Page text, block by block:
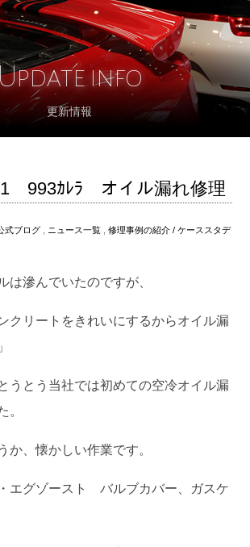
れ info
更新情報
993ｶﾚﾗ オイル漏れ修理
式ブログ
ニュース一覧 ,修理事例の紹介 / ケーススタデ
は滲んでいたのですが、
クリートをきれいにするからオイル漏
うとう当社では初めての空冷オイル漏
。
か、懐かしい作業です。
エグゾースト バルブカバー、ガスケ